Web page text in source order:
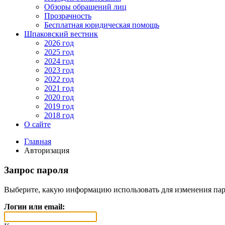
Обзоры обращений лиц
Прозрачность
Бесплатная юридическая помощь
Шпаковский вестник
2026 год
2025 год
2024 год
2023 год
2022 год
2021 год
2020 год
2019 год
2018 год
О сайте
Главная
Авторизация
Запрос пароля
Выберите, какую информацию использовать для изменения
Логин или email: